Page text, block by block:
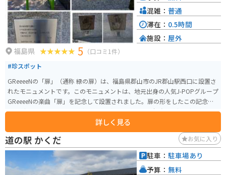
福島県 5 （口コミ1件）
#珍スポット
GReeeeNの「扉」（通称 緑の扉）は、福島県郡山市のJR郡山駅西口に設置さ
れたモニュメントです。このモニュメントは、地元出身の人気J-POPグループ
GReeeeNの楽曲「扉」を記念して設置されました。扉の形をしたこの記念碑
は、グループのメンバーが歯科医を目指して進学した福島県に深い縁がある
在来線ホームでは「扉」が発車メロディーとして使用されています。GReeee
Nの楽曲にちなんだこのモニュメントは、音楽ファンにとって特別なスポット
となっており、写真撮影やSNSでのシェアにも人気です。
詳しく見る
混雑： 普通
滞在： 0.5時間
施設： 屋外
道の駅 かくだ お気に入り
駐車： 駐車場あり
予算： 無料